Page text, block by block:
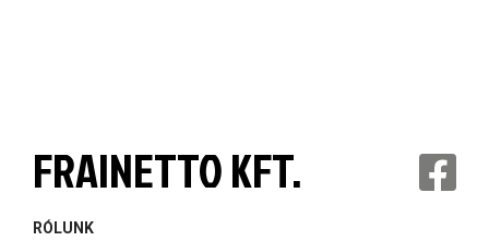
FRAINETTO KFT.
RÓLUNK